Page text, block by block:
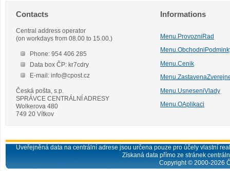
Contacts
Central address operator
(on workdays from 08.00 to 15.00.)
Phone: 954 406 285
Data box ČP: kr7cdry
E-mail: info@cpost.cz
Česká pošta, s.p.
SPRÁVCE CENTRÁLNÍ ADRESY
Wolkerova 480
749 20 Vítkov
Informations
Menu.ProvozniRad
Menu.Cenik
Menu.UsneseniVlady
Menu.OAplikaci
Uveřejněná data na centrální adrese jsou určena pouze pro účely vlastní
Získaná data přímo ze stránek
Copyright © 2000-2026